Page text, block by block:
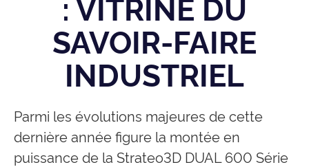
SAVOIR-FAIRE
INDUSTRIEL
Parmi les évolutions majeures de cette
dernière année figure la montée en
puissance de la Strateo3D DUAL 600 Série